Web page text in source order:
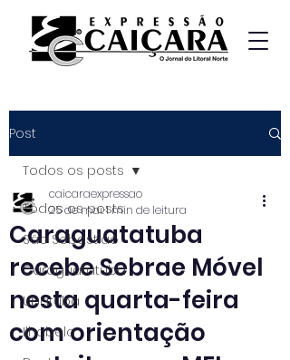
Post
Todos os posts
São Sebastião
Caraguatatuba
Ubatuba
Ilhabela
Todos os posts
Caraguatatuba
recebe Sebrae Móvel
nesta quarta-feira
com orientação
caicaraexpressao
25 de mai.1 min de leitura